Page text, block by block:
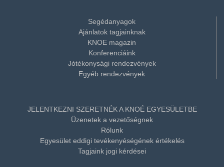
Segédanyagok
Ajánlatok tagjainknak
KNOE magazin
Konferenciáink
Jótékonysági rendezvények
Egyéb rendezvények
JELENTKEZNI SZERETNÉK A KNOÉ EGYESÜLETBE
Üzenetek a vezetőségnek
Rólunk
Egyesület eddigi tevékenyéségének értékelés
Tagjaink jogi kérdései